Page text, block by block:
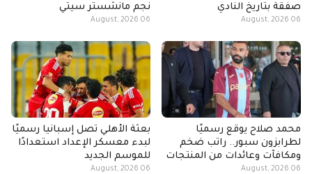
صفقة بتاريخ النادي
06 August, 2026
نجم مانشستر سيتي
06 August, 2026
محمد صلاح يوقع رسميًا
لطرابزون سبور.. راتب ضخم
ومكافآت وعائدات من المنتجات
06 August, 2026
بعثة الأهلي تصل إسبانيا رسميًا
لبدء معسكر الإعداد استعدادًا
للموسم الجديد
06 August, 2026